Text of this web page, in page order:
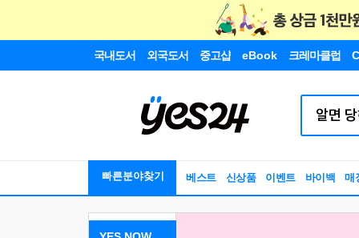
국내도서 외국도서 중고샵 eBook 크레마클럽
빠른분야찾기 베스트 신상품 이벤트 바이백 매